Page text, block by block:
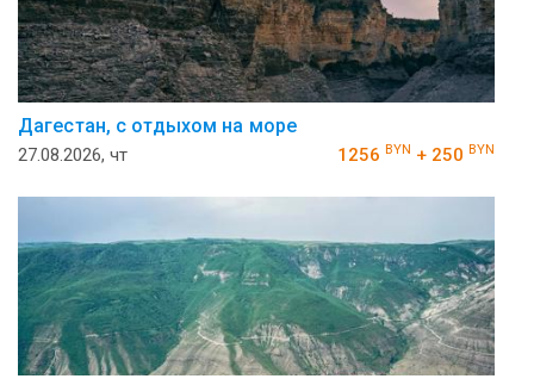
Дагестан, с отдыхом на море
27.08.2026, чт 1256 BYN + 250 BYN